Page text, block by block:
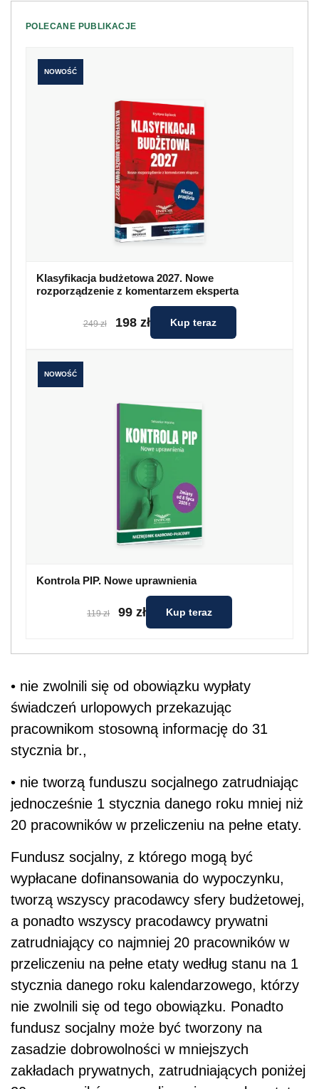
POLECANE PUBLIKACJE
NOWOŚĆ
Klasyfikacja budżetowa 2027. Nowe
rozporządzenie z komentarzem eksperta
249 zł 198 zł Kup teraz
NOWOŚĆ
Kontrola PIP. Nowe uprawnienia
119 zł 99 zł Kup teraz
• nie zwolnili się od obowiązku wypłaty
świadczeń urlopowych przekazując
pracownikom stosowną informację do 31
stycznia br.,
• nie tworzą funduszu socjalnego zatrudniając
jednocześnie 1 stycznia danego roku mniej niż
20 pracowników w przeliczeniu na pełne etaty.
Fundusz socjalny, z którego mogą być
wypłacane dofinansowania do wypoczynku,
tworzą wszyscy pracodawcy sfery budżetowej,
a ponadto wszyscy pracodawcy prywatni
zatrudniający co najmniej 20 pracowników w
przeliczeniu na pełne etaty według stanu na 1
stycznia danego roku kalendarzowego, którzy
nie zwolnili się od tego obowiązku. Ponadto
fundusz socjalny może być tworzony na
zasadzie dobrowolności w mniejszych
zakładach prywatnych, zatrudniających poniżej